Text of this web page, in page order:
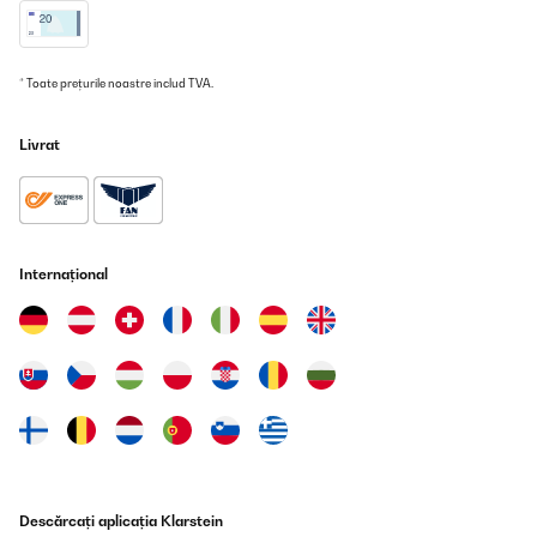
gegenseitig in der Nähe befinden müssen, um auch entsprechend
Produkt ist für den Preis okay
Amazon-Benutzer
Traducere
Sehr gut Gerät mit einer schneller liefertermine und funktioniert
* Toate prețurile noastre includ TVA.
Livrat
Internațional
Descărcați aplicația Klarstein